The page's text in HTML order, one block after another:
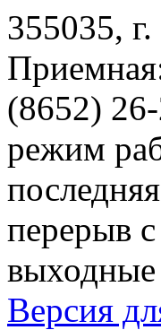
355035,
(8652)
режим
перерыв
выходные
Версия